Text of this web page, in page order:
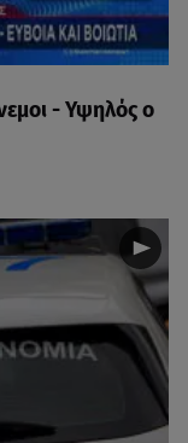
- Υψηλός ο